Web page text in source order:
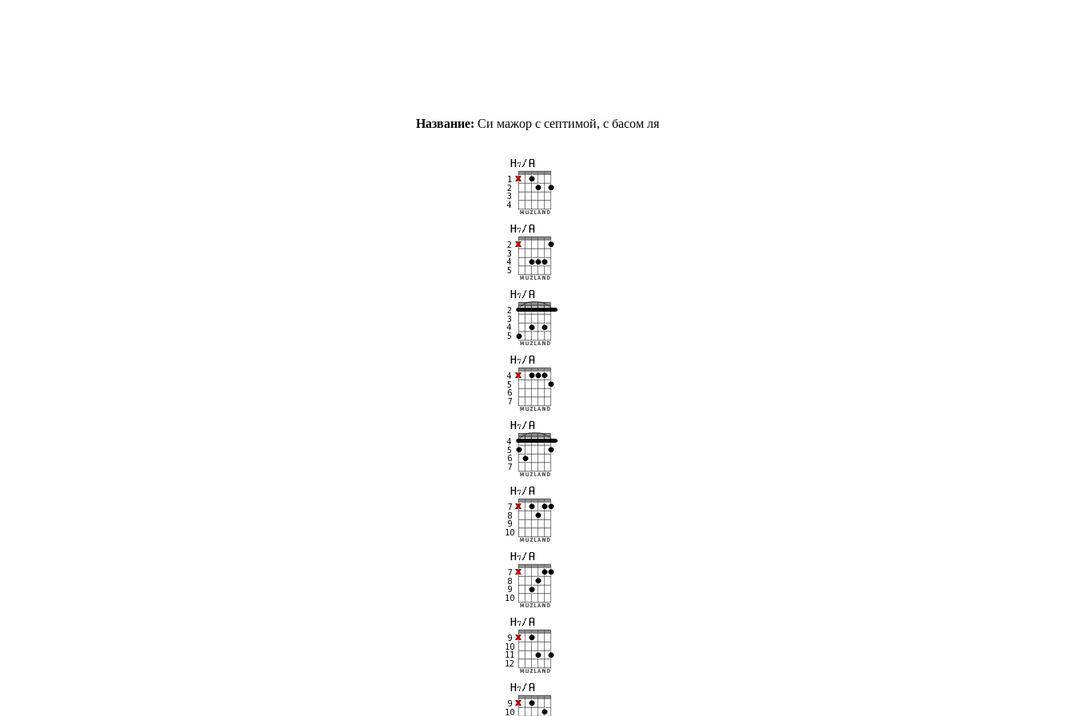
Название: Си мажор с септимой, с басом ля